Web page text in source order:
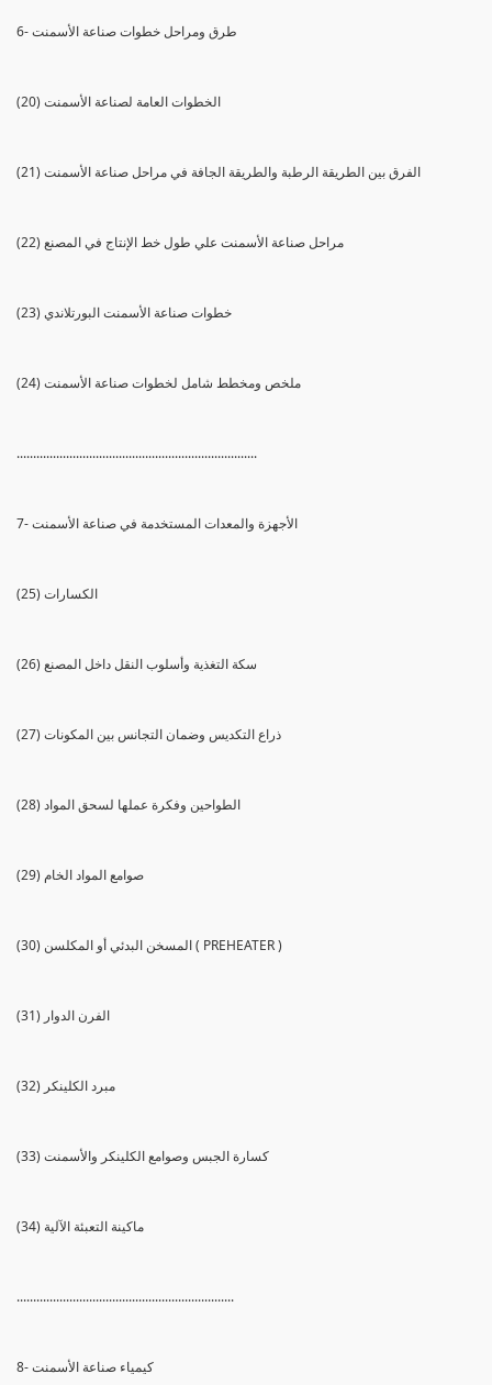
6- طرق ومراحل خطوات صناعة الأسمنت
(20) الخطوات العامة لصناعة الأسمنت
(21) الفرق بين الطريقة الرطبة والطريقة الجافة في مراحل صناعة الأسمنت
(22) مراحل صناعة الأسمنت علي طول خط الإنتاج في المصنع
(23) خطوات صناعة الأسمنت البورتلاندي
(24) ملخص ومخطط شامل لخطوات صناعة الأسمنت
.........................................................................
7- الأجهزة والمعدات المستخدمة في صناعة الأسمنت
(25) الكسارات
(26) سكة التغذية وأسلوب النقل داخل المصنع
(27) ذراع التكديس وضمان التجانس بين المكونات
(28) الطواحين وفكرة عملها لسحق المواد
(29) صوامع المواد الخام
(30) المسخن البدئي أو المكلسن ( PREHEATER )
(31) الفرن الدوار
(32) مبرد الكلينكر
(33) كسارة الجبس وصوامع الكلينكر والأسمنت
(34) ماكينة التعبئة الآلية
..................................................................
8- كيمياء صناعة الأسمنت